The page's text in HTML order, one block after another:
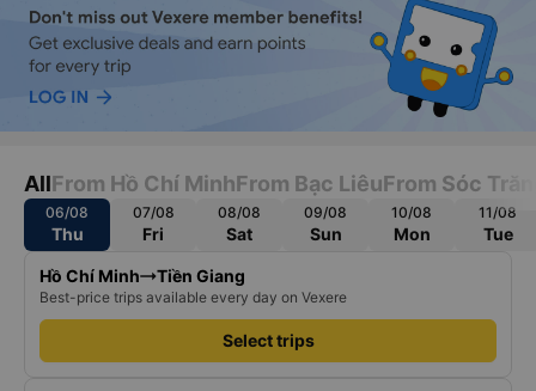
AllFrom Hồ Chí MinhFrom Bạc LiêuFrom Sóc
06/08
Thu
07/08
Fri
08/08
Sat
09/08
Sun
10/08
Mon
11/08
Tue
Hồ Chí Minh Tiền Giang
Best-price trips available every day on Vexere
Select trips